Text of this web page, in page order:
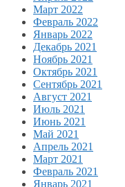
Март 2022
Февраль 2022
Январь 2022
Декабрь 2021
Ноябрь 2021
Октябрь 2021
Сентябрь 2021
Август 2021
Июль 2021
Июнь 2021
Май 2021
Апрель 2021
Март 2021
Февраль 2021
Январь 2021